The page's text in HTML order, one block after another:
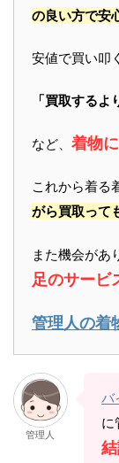
の良い方で安
安値で買い叩
「買取する
など、 着物
これから着る
がら買取って
また機会があ
足のサービ
管理人の着
管理人
バ
に